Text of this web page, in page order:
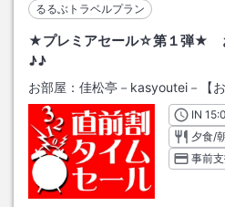
るるぶトラベルプラン
★プレミアセール☆第１弾★
♪♪
お部屋： 佳松亭－kasyoutei－【お
INチ
夕食/
事前